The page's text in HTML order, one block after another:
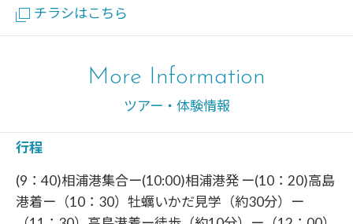
チラシはこちら
More Information
ツアー・体験情報
行程
(9：40)相浦港集合ー(10:00)相浦港発 ー(10：20)高島
港着ー（10：30）牡蠣いかだ見学（約30分）ー